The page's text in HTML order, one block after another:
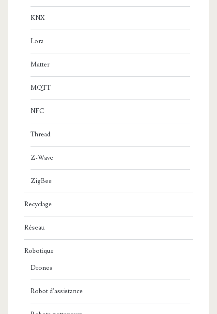
KNX
Lora
Matter
MQTT
NFC
Thread
Z-Wave
ZigBee
Recyclage
Réseau
Robotique
Drones
Robot d'assistance